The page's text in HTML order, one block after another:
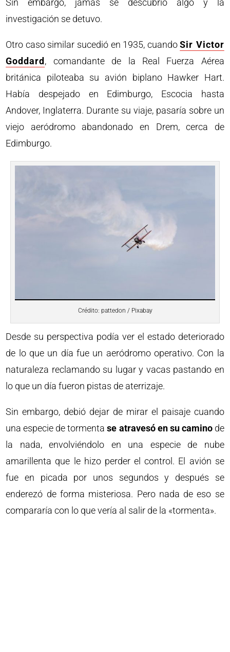
Sin embargo, jamás se descubrió algo y la
investigación se detuvo.
Otro caso similar sucedió en 1935, cuandoSir Victor
Goddard, comandante de la Real Fuerza Aérea
británica piloteaba su avión biplano Hawker Hart.
Había despejado en Edimburgo, Escocia hasta
Andover, Inglaterra. Durante su viaje, pasaría sobre un
viejo aeródromo abandonado en Drem, cerca de
Edimburgo.
Crédito: pattedon / Pixabay
Desde su perspectiva podía ver el estado deteriorado
de lo que un día fue un aeródromo operativo. Con la
naturaleza reclamando su lugar y vacas pastando en
lo que un día fueron pistas de aterrizaje.
Sin embargo, debió dejar de mirar el paisaje cuando
una especie de tormentase atravesó en su caminode
la nada, envolviéndolo en una especie de nube
amarillenta que le hizo perder el control. El avión se
fue en picada por unos segundos y después se
enderezó de forma misteriosa. Pero nada de eso se
compararía con lo que vería al salir de la «tormenta».